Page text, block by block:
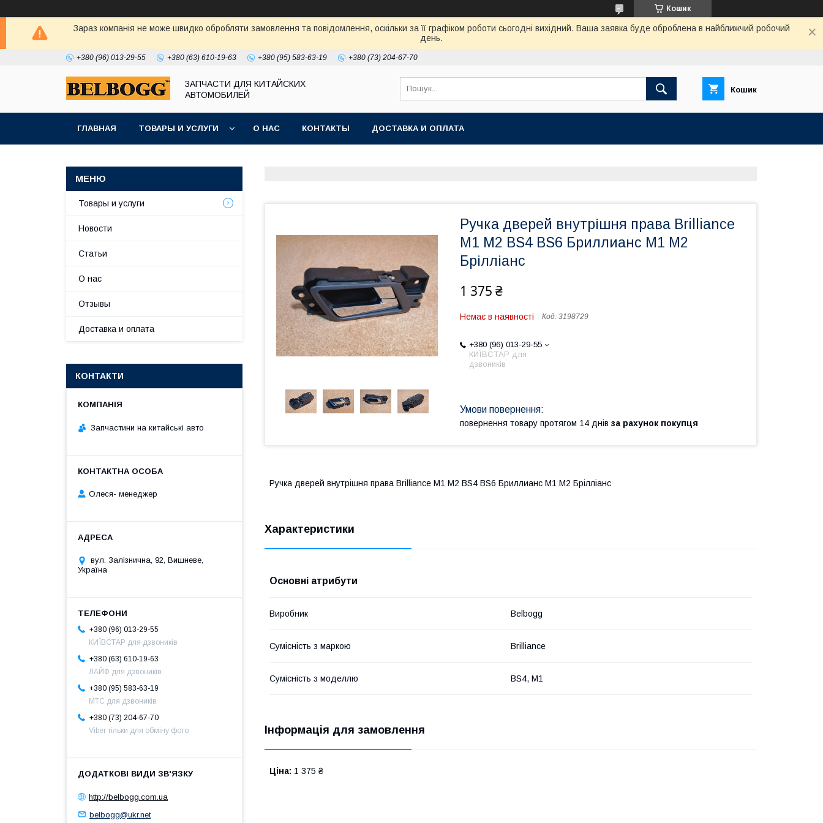
Кошик
Зараз компанія не може швидко обробляти замовлення та повідомлення, оскільки за її графіком роботи сьогодні вихідний. Ваша заявка буде оброблена в найближчий робочий
день.
+380 (96) 013-29-55 +380 (63) 610-19-63 +380 (95) 583-63-19 +380 (73) 204-67-70
ЗАПЧАСТИ ДЛЯ КИТАЙСКИХ
АВТОМОБИЛЕЙ
Кошик
ГЛАВНАЯ ТОВАРЫ И УСЛУГИ О НАС КОНТАКТЫ ДОСТАВКА И ОПЛАТА
Ручка дверей внутрішня права Brilliance
M1 M2 BS4 BS6 Бриллианс М1 М2
Брілліанс
1 375 ₴
Немає в наявності Код: 3198729
+380 (96) 013-29-55
КИЇВСТАР для
дзвоників
повернення товару протягом 14 днів за рахунок покупця
Ручка дверей внутрішня права Brilliance M1 M2 BS4 BS6 Бриллианс М1 М2 Брілліанс
Характеристики
Основні атрибути
Виробник Belbogg
Сумісність з маркою Brilliance
Сумісність з моделлю BS4, M1
Інформація для замовлення
Ціна: 1 375 ₴
Товары и услуги
Новости
Статьи
О нас
Отзывы
Доставка и оплата
КОНТАКТИ
Запчастини на китайські авто
Олеся- менеджер
вул. Залізнична, 92, Вишневе,
Україна
+380 (96) 013-29-55
КИЇВСТАР для дзвоників
+380 (63) 610-19-63
ЛАЙФ для дзвоників
+380 (95) 583-63-19
МТС для дзвоників
+380 (73) 204-67-70
Viber тільки для обміну фото
http://belbogg.com.ua
belbogg@ukr.net